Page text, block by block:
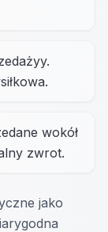
wokół
zwrot.
jako